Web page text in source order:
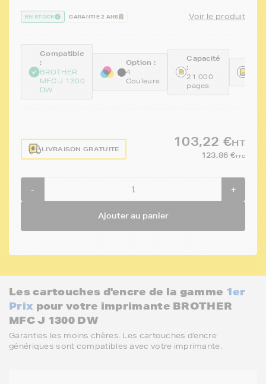
EN STOCK GARANTIE 2 ANS Voir le produit
Compatible
:
BROTHER
MFC J 1300
DW
Option :
4
Couleurs
Capacité
:
21 000
pages
LIVRAISON GRATUITE
103,22 €HT
123,86 €TTC
- +
Ajouter au panier
Les cartouches d'encre de la gamme 1er
Prix pour votre imprimante BROTHER
MFC J 1300 DW
Garanties les moins chères. Les cartouches d'encre
génériques sont compatibles avec votre imprimante.